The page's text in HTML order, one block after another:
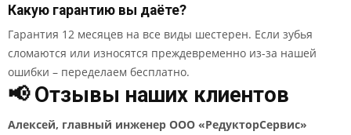
Какую гарантию вы даёте?
Гарантия 12 месяцев на все виды шестерен. Если зубья
сломаются или износятся преждевременно из-за нашей
ошибки – переделаем бесплатно.
📢 Отзывы наших клиентов
Алексей, главный инженер ООО «РедукторСервис»